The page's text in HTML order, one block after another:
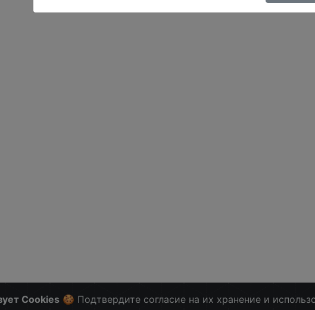
Cookies🍪 Подтвердите согласие на их хранение и